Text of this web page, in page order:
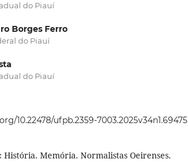
do Piauí
Borges Ferro
do Piauí
do Piauí
10.22478/ufpb.2359-7003.2025v34n1.69475
História. Memória. Normalistas Oeirenses.